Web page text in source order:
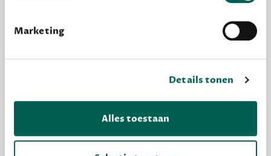
Marketing
Details tonen
Alles toestaan
Dewey Free
Krijg boekentips, persoonlijk voor jou en je
vrienden. Krijg én geef betere cadeaus.